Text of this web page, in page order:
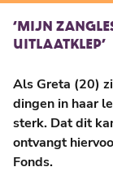
‘MIJN
UITLAATKLEP’
Als Greta (20)
dingen in haar
sterk. Dat dit
ontvangt
Fonds.